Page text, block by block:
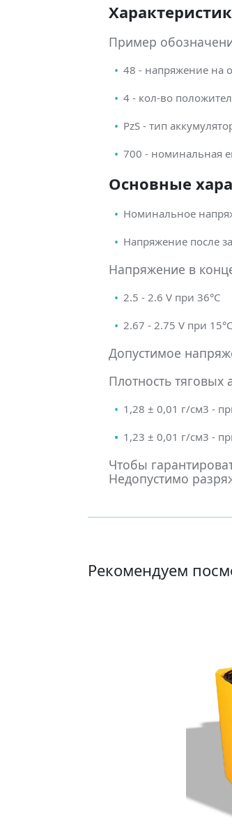
Пример
48 - напряжение на
4 - кол-во
PzS - тип
700 - номинальная
Основные
Номинальное
Напряжение после
Напряжение в
2.5 - 2.6 V при 36°С
2.67 - 2.75 V при 15°С
Допустимое
Плотность тяговых
1,28 ± 0,01 г/см3 -
1,23 ± 0,01 г/см3 -
Чтобы
Недопустимо
Рекомендуем